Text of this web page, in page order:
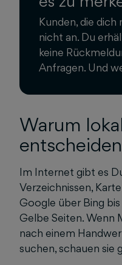
Kunden, die dich
nicht an. Du
keine
Anfragen. Und
Warum
Im Internet gibt es
Verzeichnissen,
Google über Bing
Gelbe Seiten. Wenn
nach einem
suchen, schauen sie